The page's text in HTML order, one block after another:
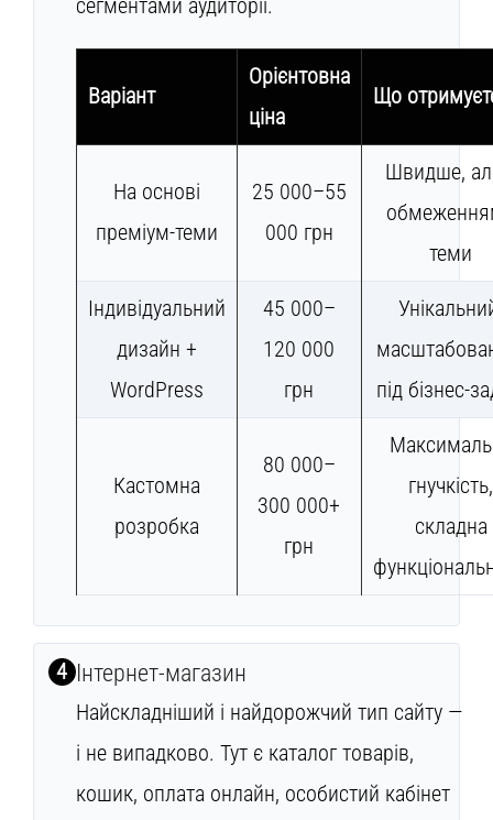
сегментами аудиторії.
Варіант
Орієнтовна
ціна
Що
На основі
преміум-теми
25 000–55
000 грн
Швидше,
теми
Індивідуальний
дизайн +
WordPress
45 000–
120 000
грн
під бізнес-
Кастомна
розробка
80 000–
300 000+
грн
гнучкість,
складна
4 Інтернет-магазин
Найскладніший і найдорожчий тип сайту —
і не випадково. Тут є каталог товарів,
кошик, оплата онлайн, особистий кабінет